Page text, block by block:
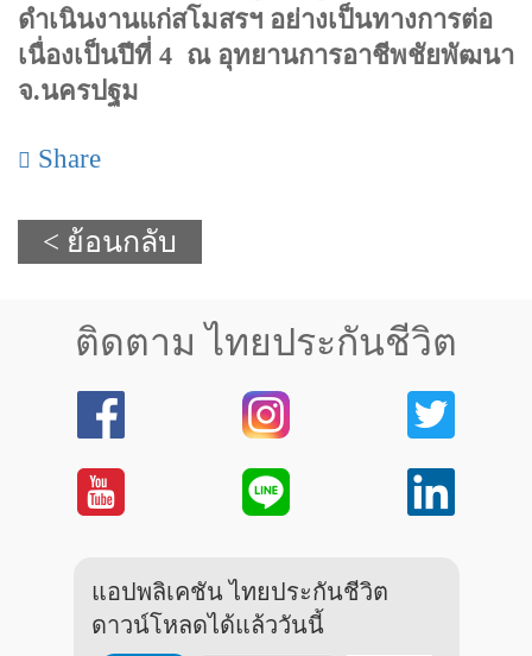
ดำเนินงานแก่สโมสรฯ อย่างเป็นทางการต่อ
เนื่องเป็นปีที่ 4 ณ อุทยานการอาชีพชัยพัฒนา
จ.นครปฐม
Share
< ย้อนกลับ
ติดตาม ไทยประกันชีวิต
แอปพลิเคชัน ไทยประกันชีวิต
ดาวน์โหลดได้แล้ววันนี้